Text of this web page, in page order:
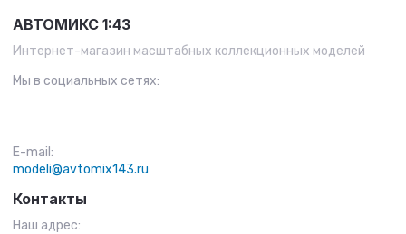
АВТОМИКС 1:43
Интернет-магазин масштабных коллекционных моделей
Мы в социальных сетях:
E-mail:
modeli@avtomix143.ru
Контакты
Наш адрес: